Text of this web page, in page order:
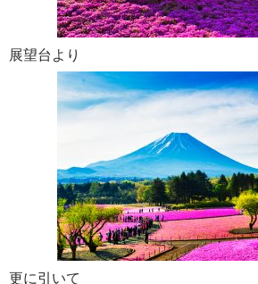
展望台より
更に引いて